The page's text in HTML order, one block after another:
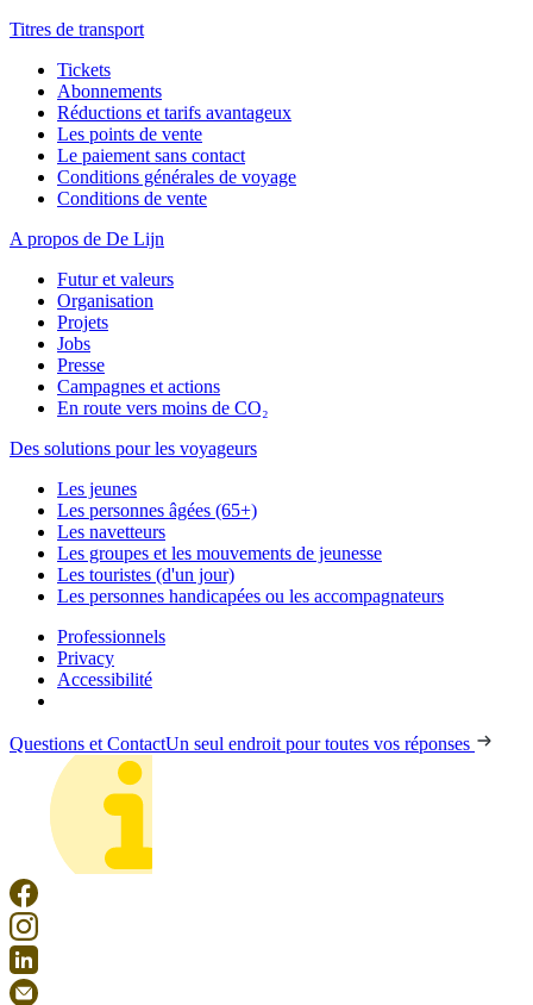
Titres de transport
Tickets
Abonnements
Réductions et tarifs avantageux
Les points de vente
Le paiement sans contact
Conditions générales de voyage
Conditions de vente
A propos de De Lijn
Futur et valeurs
Organisation
Projets
Jobs
Presse
Campagnes et actions
En route vers moins de CO₂
Des solutions pour les voyageurs
Les jeunes
Les personnes âgées (65+)
Les navetteurs
Les groupes et les mouvements de jeunesse
Les touristes (d'un jour)
Les personnes handicapées ou les accompagnateurs
Professionnels
Privacy
Accessibilité
Questions et ContactUn seul endroit pour toutes vos réponses